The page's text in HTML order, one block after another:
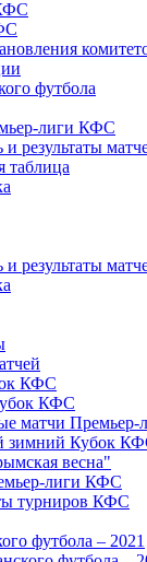
футбола
лиги КФС
и результаты
таблица
и результаты
КФС
КФС
матчи
зимний Кубок
весна"
лиги КФС
турниров КФС
футбола – 2021